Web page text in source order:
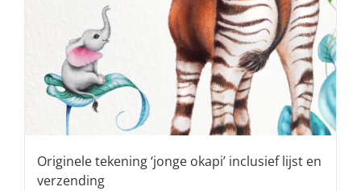
Originele tekening ‘jonge okapi’ inclusief lijst en
verzending